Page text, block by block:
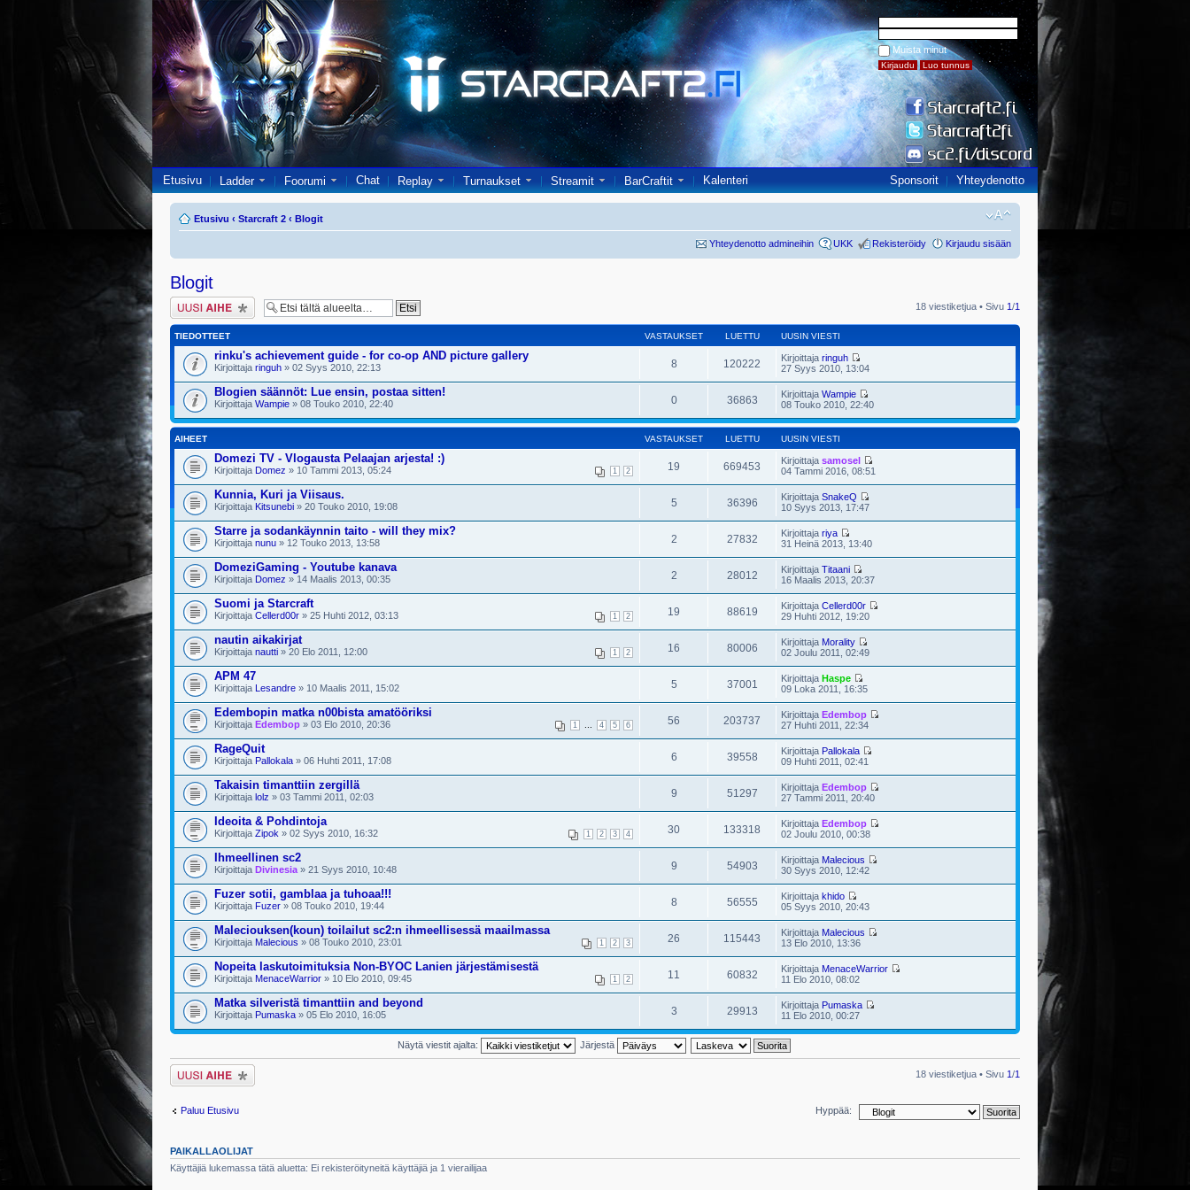
Muista minut
Etusivu Ladder Foorumi Chat Replay Turnaukset Streamit BarCraftit Kalenteri Sponsorit Yhteydenotto
Etusivu ‹ Starcraft 2 ‹ Blogit
Yhteydenotto admineihin UKK Rekisteröidy Kirjaudu sisään
Blogit
Lähetä uusi viesti 18 viestiketjua • Sivu 1/1
TIEDOTTEET VASTAUKSET LUETTU UUSIN VIESTI
rinku's achievement guide - for co-op AND picture gallery
Kirjoittaja ringuh » 02 Syys 2010, 22:13 8 120222 Kirjoittaja ringuh
27 Syys 2010, 13:04
Blogien säännöt: Lue ensin, postaa sitten!
Kirjoittaja Wampie » 08 Touko 2010, 22:40 0 36863 Kirjoittaja Wampie
08 Touko 2010, 22:40
AIHEET VASTAUKSET LUETTU UUSIN VIESTI
Domezi TV - Vlogausta Pelaajan arjesta! :)
1 2
Kirjoittaja Domez » 10 Tammi 2013, 05:24 19 669453 Kirjoittaja samosel
04 Tammi 2016, 08:51
Kunnia, Kuri ja Viisaus.
Kirjoittaja Kitsunebi » 20 Touko 2010, 19:08 5 36396 Kirjoittaja SnakeQ
10 Syys 2013, 17:47
Starre ja sodankäynnin taito - will they mix?
Kirjoittaja nunu » 12 Touko 2013, 13:58 2 27832 Kirjoittaja riya
31 Heinä 2013, 13:40
DomeziGaming - Youtube kanava
Kirjoittaja Domez » 14 Maalis 2013, 00:35 2 28012 Kirjoittaja Titaani
16 Maalis 2013, 20:37
Suomi ja Starcraft
1 2
Kirjoittaja Cellerd00r » 25 Huhti 2012, 03:13 19 88619 Kirjoittaja Cellerd00r
29 Huhti 2012, 19:20
nautin aikakirjat
1 2
Kirjoittaja nautti » 20 Elo 2011, 12:00 16 80006 Kirjoittaja Morality
02 Joulu 2011, 02:49
APM 47
Kirjoittaja Lesandre » 10 Maalis 2011, 15:02 5 37001 Kirjoittaja Haspe
09 Loka 2011, 16:35
Edembopin matka n00bista amatööriksi
1 4 5 6
Kirjoittaja Edembop » 03 Elo 2010, 20:36 56 203737 Kirjoittaja Edembop
27 Huhti 2011, 22:34
RageQuit
Kirjoittaja Pallokala » 06 Huhti 2011, 17:08 6 39558 Kirjoittaja Pallokala
09 Huhti 2011, 02:41
Takaisin timanttiin zergillä
Kirjoittaja lolz » 03 Tammi 2011, 02:03 9 51297 Kirjoittaja Edembop
27 Tammi 2011, 20:40
Ideoita & Pohdintoja
1 2 3 4
Kirjoittaja Zipok » 02 Syys 2010, 16:32 30 133318 Kirjoittaja Edembop
02 Joulu 2010, 00:38
Ihmeellinen sc2
Kirjoittaja Divinesia » 21 Syys 2010, 10:48 9 54903 Kirjoittaja Malecious
30 Syys 2010, 12:42
Fuzer sotii, gamblaa ja tuhoaa!!!
Kirjoittaja Fuzer » 08 Touko 2010, 19:44 8 56555 Kirjoittaja khido
05 Syys 2010, 20:43
Maleciouksen(koun) toilailut sc2:n ihmeellisessä maailmassa
1 2 3
Kirjoittaja Malecious » 08 Touko 2010, 23:01 26 115443 Kirjoittaja Malecious
13 Elo 2010, 13:36
Nopeita laskutoimituksia Non-BYOC Lanien järjestämisestä
1 2
Kirjoittaja MenaceWarrior » 10 Elo 2010, 09:45 11 60832 Kirjoittaja MenaceWarrior
11 Elo 2010, 08:02
Matka silveristä timanttiin and beyond
Kirjoittaja Pumaska » 05 Elo 2010, 16:05 3 29913 Kirjoittaja Pumaska
11 Elo 2010, 00:27
Näytä viestit ajalta: Järjestä
Lähetä uusi viesti 18 viestiketjua • Sivu 1/1
Paluu Etusivu Hyppää:
PAIKALLAOLIJAT
Käyttäjiä lukemassa tätä aluetta: Ei rekisteröityneitä käyttäjiä ja 1 vierailijaa